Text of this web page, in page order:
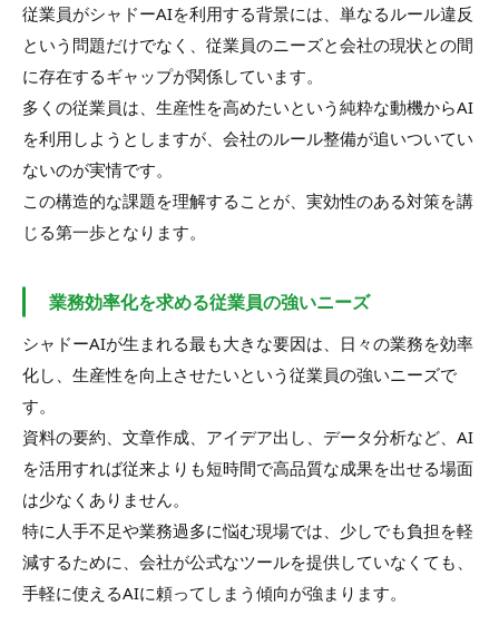
従業員がシャドーAIを利用する背景には、単なるルール違反
という問題だけでなく、従業員のニーズと会社の現状との間
に存在するギャップが関係しています。
多くの従業員は、生産性を高めたいという純粋な動機からAI
を利用しようとしますが、会社のルール整備が追いついてい
ないのが実情です。
この構造的な課題を理解することが、実効性のある対策を講
じる第一歩となります。
業務効率化を求める従業員の強いニーズ
シャドーAIが生まれる最も大きな要因は、日々の業務を効率
化し、生産性を向上させたいという従業員の強いニーズで
す。
資料の要約、文章作成、アイデア出し、データ分析など、AI
を活用すれば従来よりも短時間で高品質な成果を出せる場面
は少なくありません。
特に人手不足や業務過多に悩む現場では、少しでも負担を軽
減するために、会社が公式なツールを提供していなくても、
手軽に使えるAIに頼ってしまう傾向が強まります。